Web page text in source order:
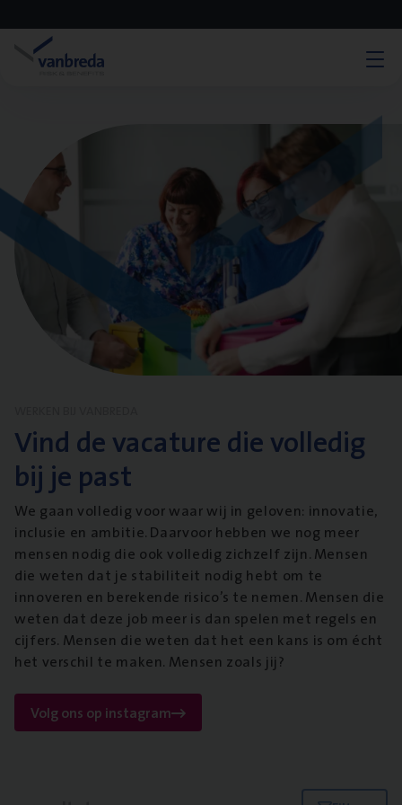
Vind de vacature die volledig
bij je past
We gaan volledig voor waar wij in geloven: innovatie,
inclusie en ambitie. Daarvoor hebben we nog meer
mensen nodig die ook volledig zichzelf zijn. Mensen
die weten dat je stabiliteit nodig hebt om te
innoveren en berekende risico’s te nemen. Mensen die
weten dat deze job meer is dan spelen met regels en
cijfers. Mensen die weten dat het een kans is om écht
het verschil te maken. Mensen zoals jij?
Volg ons op instagram